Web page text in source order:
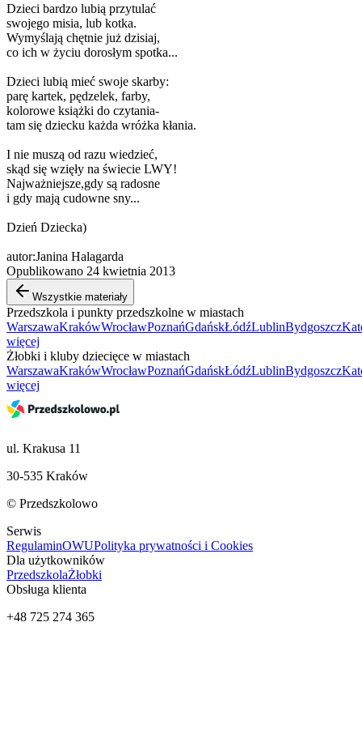
Dzieci bardzo lubią przytulać
swojego misia, lub kotka.
Wymyślają chętnie już dzisiaj,
co ich w życiu dorosłym spotka...
Dzieci lubią mieć swoje skarby:
parę kartek, pędzelek, farby,
kolorowe książki do czytania-
tam się dziecku każda wróżka kłania.
I nie muszą od razu wiedzieć,
skąd się wzięły na świecie LWY!
Najważniejsze,gdy są radosne
i gdy mają cudowne sny...
Dzień Dziecka)
autor:Janina Halagarda
Opublikowano 24 kwietnia 2013
Wszystkie materiały
Przedszkola i punkty przedszkolne w miastach
WarszawaKrakówWrocławPoznańGdańskŁódźLublinBydgoszcz
więcej
Żłobki i kluby dziecięce w miastach
WarszawaKrakówWrocławPoznańGdańskŁódźLublinBydgoszcz
więcej
ul. Krakusa 11
30-535 Kraków
© Przedszkolowo
Serwis
RegulaminOWUPolityka prywatności i Cookies
Dla użytkowników
PrzedszkolaŻłobki
Obsługa klienta
+48 725 274 365